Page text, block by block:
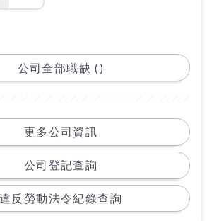
公司全部職缺 ()
更多公司資訊
公司登記查詢
違反勞動法令紀錄查詢